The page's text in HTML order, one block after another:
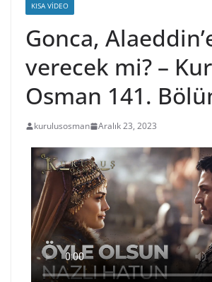
KISA VIDEO
Gonca,
verecek mi? –
Osman 141.
kurulusosman Aralık 23, 2023